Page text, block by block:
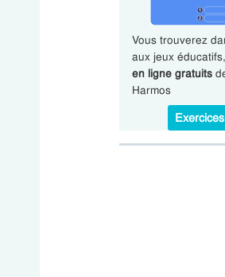
Vous trouverez
aux jeux éducatifs,
en ligne gratuits
Harmos